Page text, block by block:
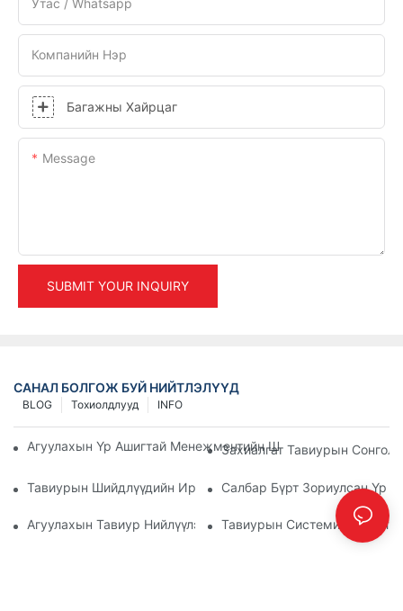
Компанийн Нэр
Багажны Хайрцаг
Message
SUBMIT YOUR INQUIRY
САНАЛ БОЛГОЖ БУЙ НИЙТЛЭЛҮҮД
INFO
Тохиолдлууд
BLOG
Агуулахын Үр Ашигтай Менежментийн Шилдэг
Захиалгат Тавиурын
Тавиурын Шийдлүүдийн Ирээдүй: Чиг Хандлага Ба
Салбар Бүрт Зориулсан Үр
Агуулахын Тавиур Нийлүүлэгчид: Юуг Анхаарах Ёстой Вэ
Тавиурын Системийн